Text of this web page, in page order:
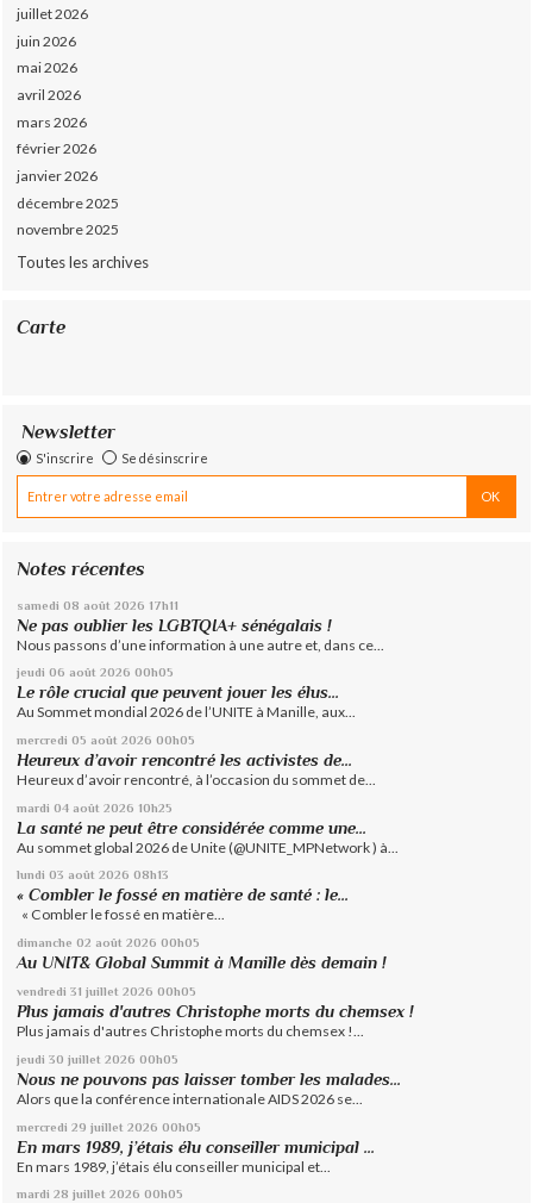
juillet 2026
juin 2026
mai 2026
avril 2026
mars 2026
février 2026
janvier 2026
décembre 2025
novembre 2025
Toutes les archives
Carte
Newsletter
S'inscrire Se désinscrire
Notes récentes
samedi 08 août 2026 17h11
Ne pas oublier les LGBTQIA+ sénégalais !
Nous passons d’une information à une autre et, dans ce...
jeudi 06 août 2026 00h05
Le rôle crucial que peuvent jouer les élus...
Au Sommet mondial 2026 de l’UNITE à Manille, aux...
mercredi 05 août 2026 00h05
Heureux d’avoir rencontré les activistes de...
Heureux d’avoir rencontré, à l’occasion du sommet de...
mardi 04 août 2026 10h25
La santé ne peut être considérée comme une...
Au sommet global 2026 de Unite (@UNITE_MPNetwork ) à...
lundi 03 août 2026 08h13
« Combler le fossé en matière de santé : le...
« Combler le fossé en matière...
dimanche 02 août 2026 00h05
Au UNIT& Global Summit à Manille dès demain !
vendredi 31 juillet 2026 00h05
Plus jamais d'autres Christophe morts du chemsex !
Plus jamais d'autres Christophe morts du chemsex !...
jeudi 30 juillet 2026 00h05
Nous ne pouvons pas laisser tomber les malades...
Alors que la conférence internationale AIDS 2026 se...
mercredi 29 juillet 2026 00h05
En mars 1989, j’étais élu conseiller municipal ...
En mars 1989, j’étais élu conseiller municipal et...
mardi 28 juillet 2026 00h05